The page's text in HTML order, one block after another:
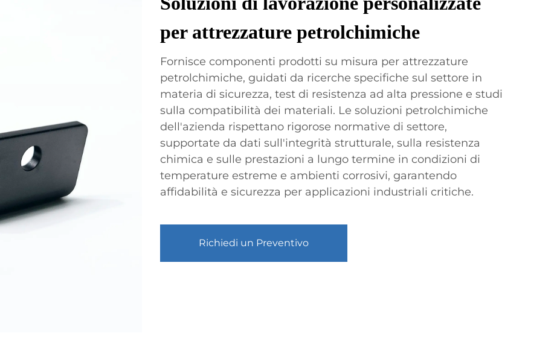
per attrezzature petrolchimiche
Fornisce componenti prodotti su misura per attrezzature
petrolchimiche, guidati da ricerche specifiche sul settore in
materia di sicurezza, test di resistenza ad alta pressione e studi
sulla compatibilità dei materiali. Le soluzioni petrolchimiche
dell'azienda rispettano rigorose normative di settore,
supportate da dati sull'integrità strutturale, sulla resistenza
chimica e sulle prestazioni a lungo termine in condizioni di
temperature estreme e ambienti corrosivi, garantendo
affidabilità e sicurezza per applicazioni industriali critiche.
Richiedi un Preventivo